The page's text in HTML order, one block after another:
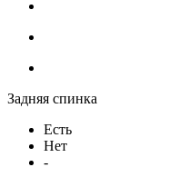
Задняя спинка
Есть
Нет
-